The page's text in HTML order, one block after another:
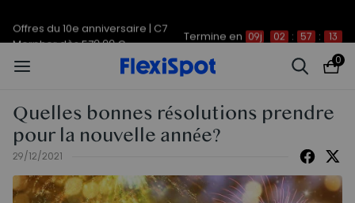
Morpher dès 579,99 €
0
Quelles bonnes résolutions prendre
pour la nouvelle année?
29/12/2021